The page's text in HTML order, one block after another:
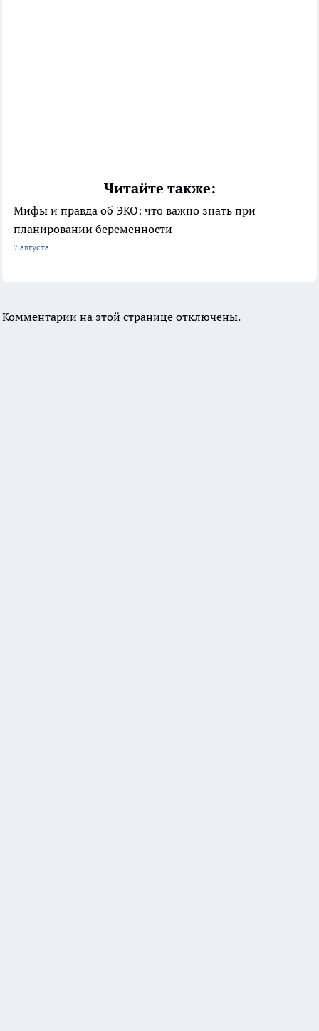
Читайте также:
Мифы и правда об ЭКО: что важно знать при
планировании беременности
7 августа
Комментарии на этой странице отключены.